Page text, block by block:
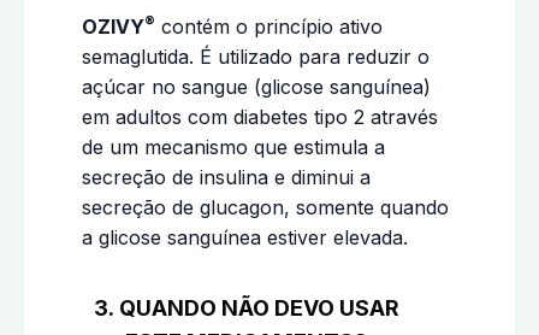
OZIVY® contém o princípio ativo
semaglutida. É utilizado para reduzir o
açúcar no sangue (glicose sanguínea)
em adultos com diabetes tipo 2 através
de um mecanismo que estimula a
secreção de insulina e diminui a
secreção de glucagon, somente quando
a glicose sanguínea estiver elevada.
3. QUANDO NÃO DEVO USAR